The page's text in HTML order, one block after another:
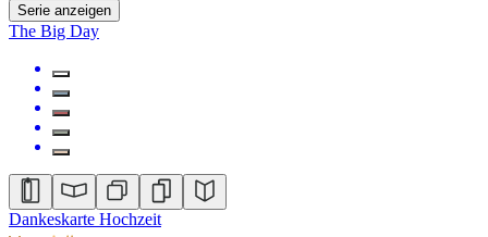
Serie anzeigen
The Big Day
Dankeskarte Hochzeit